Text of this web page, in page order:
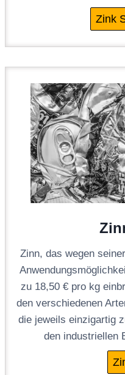
Zink
Zinn, das wegen
zu 18,50 € pro kg
den verschiedenen
die jeweils einzigartig
den industriellen